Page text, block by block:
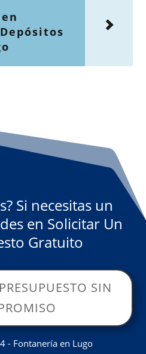
Si necesitas un
en Solicitar Un
Gratuito
SIN
- Fontanería en Lugo